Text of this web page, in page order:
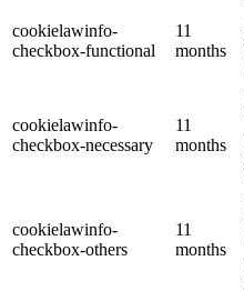
cookielawinfo-
checkbox-functional
11
months
cookielawinfo-
checkbox-necessary
11
months
cookielawinfo-
checkbox-others
11
months